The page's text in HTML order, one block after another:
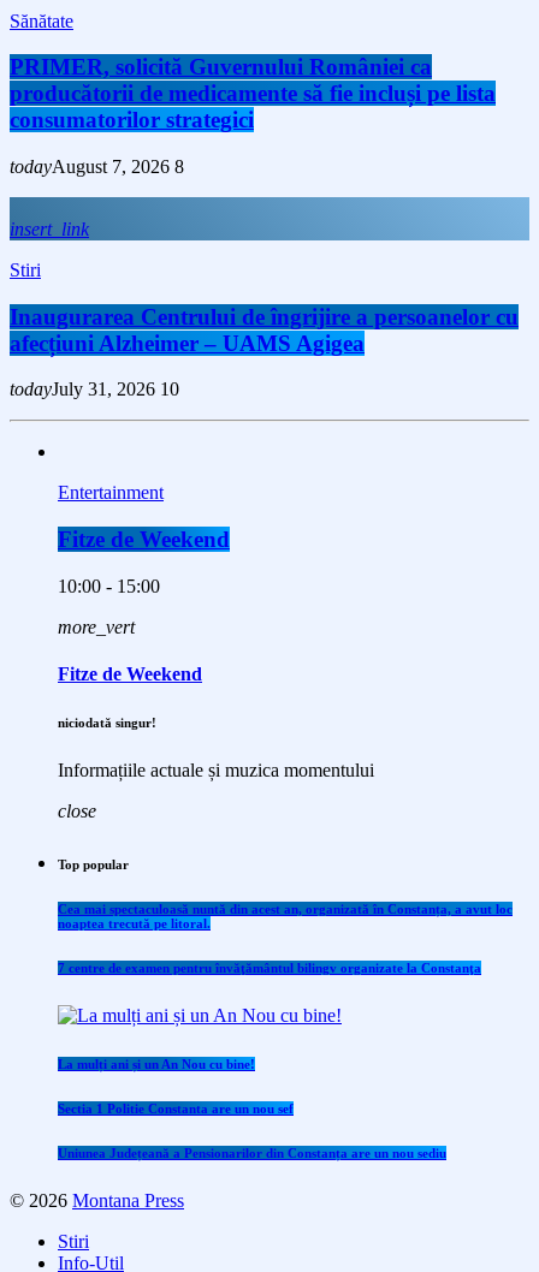
Sănătate
PRIMER, solicită Guvernului României ca
producătorii de medicamente să fie incluși pe lista
consumatorilor strategici
todayAugust 7, 2026 8
insert_link
Stiri
Inaugurarea Centrului de îngrijire a persoanelor cu
afecțiuni Alzheimer – UAMS Agigea
todayJuly 31, 2026 10
Entertainment
Fitze de Weekend
10:00 - 15:00
more_vert
Fitze de Weekend
niciodată singur!
Informațiile actuale și muzica momentului
close
Top popular
Cea mai spectaculoasă nuntă din acest an, organizată în Constanța, a avut loc
noaptea trecută pe litoral.
7 centre de examen pentru învăţământul bilingv organizate la Constanţa
La mulți ani și un An Nou cu bine!
Sectia 1 Politie Constanta are un nou sef
Uniunea Județeană a Pensionarilor din Constanța are un nou sediu
© 2026 Montana Press
Stiri
Info-Util